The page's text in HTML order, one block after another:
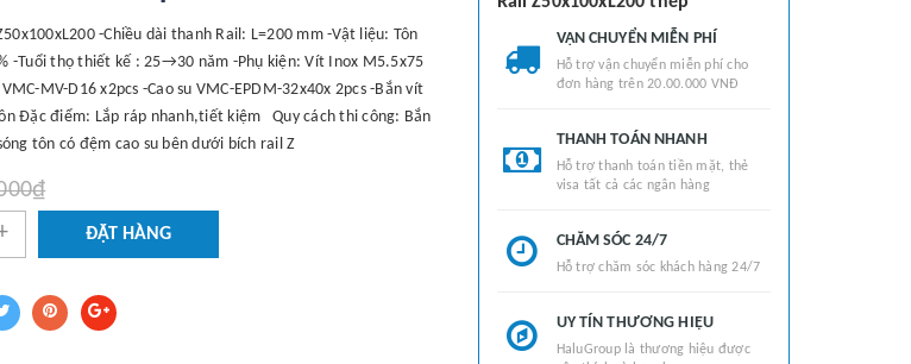
-Chiều dài thanh Rail: L=200 mm -Vật liệu: Tôn
-Tuổi thọ thiết kế : 25→30 năm -Phụ kiện: Vít Inox M5.5x75
MV-D16 x2pcs -Cao su VMC-EPDM-32x40x 2pcs -Bắn vít
Đặc điểm: Lắp ráp nhanh,tiết kiệm Quy cách thi công: Bắn
tôn có đệm cao su bên dưới bích rail Z
ĐẶT HÀNG
VẬN CHUYỂN MIỄN PHÍ
Hỗ trợ vận chuyển miễn phí cho
đơn hàng trên 20.00.000 VNĐ
THANH TOÁN NHANH
Hỗ trợ thanh toán tiền mặt, thẻ
visa tất cả các ngân hàng
CHĂM SÓC 24/7
Hỗ trợ chăm sóc khách hàng 24/7
UY TÍN THƯƠNG HIỆU
HaluGroup là thương hiệu được